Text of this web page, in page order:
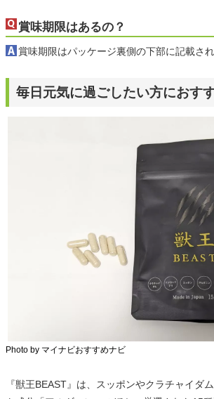
賞味期限はあるの？
賞味期限はパッケージ裏側の下部に記載され
毎日元気に過ごしたい方におす
Photo by マイナビおすすめナビ
『獣王BEAST』は、スッポンやクラチャイダ